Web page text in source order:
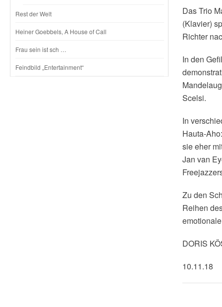
Rest der Welt
Heiner Goebbels, A House of Call
Frau sein ist sch …
Feindbild „Entertainment“
Das Trio
(Klavier)
Richter
In den
Scelsi.
In
Hauta-
sie eher
Jan van
Zu den
Reihen
DORIS
10.11.18